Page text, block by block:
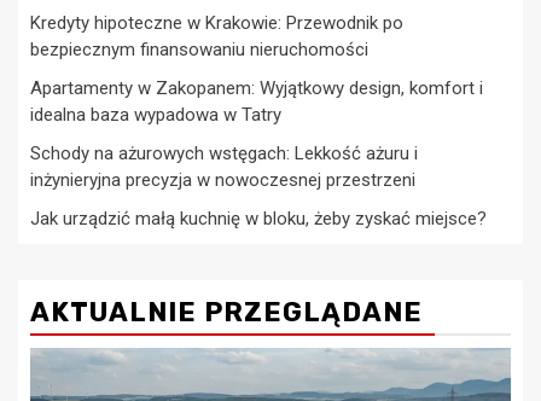
Kredyty hipoteczne w Krakowie: Przewodnik po
bezpiecznym finansowaniu nieruchomości
Apartamenty w Zakopanem: Wyjątkowy design, komfort i
idealna baza wypadowa w Tatry
Schody na ażurowych wstęgach: Lekkość ażuru i
inżynieryjna precyzja w nowoczesnej przestrzeni
Jak urządzić małą kuchnię w bloku, żeby zyskać miejsce?
AKTUALNIE PRZEGLĄDANE